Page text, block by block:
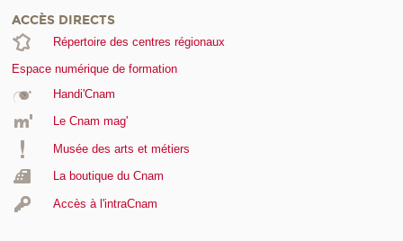
ACCÈS DIRECTS
Répertoire des centres régionaux
Espace numérique de formation
Handi'Cnam
Le Cnam mag'
Musée des arts et métiers
La boutique du Cnam
Accès à l'intraCnam